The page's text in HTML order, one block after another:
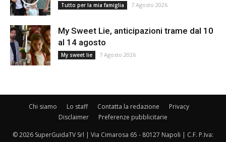
Tutto per la mia famiglia 7 Agosto 2026
My Sweet Lie, anticipazioni trame dal 10
al 14 agosto
My sweet lie 7 Agosto 2026
Chi siamo Lo staff Contatta la redazione
Privacy
Disclaimer
Preferenze pubblicitarie
© 2026 SuperGuidaTV Srl | Via Cimarosa 65 - 80127 Napoli | C.F. P.Iva: